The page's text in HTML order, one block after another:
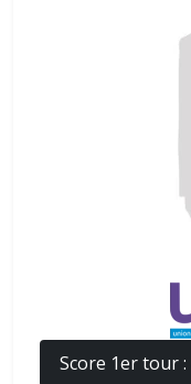
Score 1er tour :